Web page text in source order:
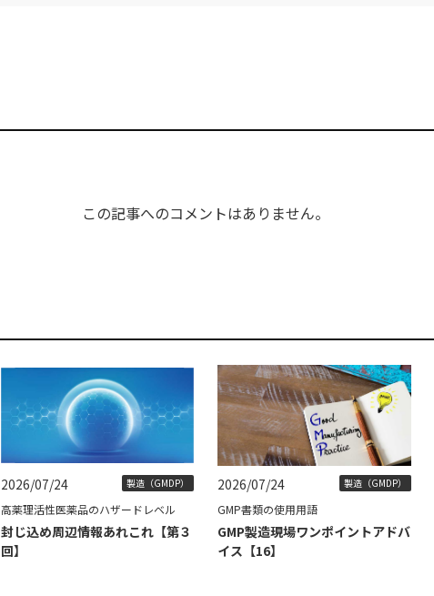
この記事へのコメントはありません。
2026/07/24 製造（GMDP）
高薬理活性医薬品のハザードレベル
封じ込め周辺情報あれこれ【第３
回】
2026/07/24 製造（GMDP）
GMP書類の使用用語
GMP製造現場ワンポイントアドバ
イス【16】